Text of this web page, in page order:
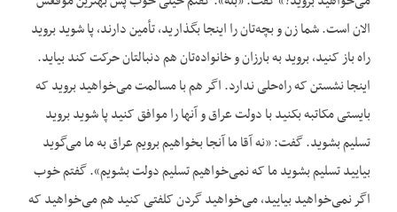
الان است. شما زن و بچه‌تان را اینجا بگذارید، تأمین دارند، پا شوید بروید
راه باز کنید، بروید به بارزان و خانواده‌تان هم دنبالتان حرکت کند بیاید.
اینجا نشستن که راه‌حلی ندارد. اگر هم با مسالمت می‌خواهید بروید که
بایستی مکاتبه بکنید با دولت عراق و آنها را موافق کنید پا شوید بروید
تسلیم بشوید. گفت: «نه آقا ما آنجا بخواهیم برویم عراق به ما می‌گوید
بیایید تسلیم بشوید ما که نمی‌خواهیم تسلیم دولت بشویم». گفتم خوب
اگر نمی‌خواهید بیایید، می‌خواهید گردن کلفتی کنید هم می‌خواهید که